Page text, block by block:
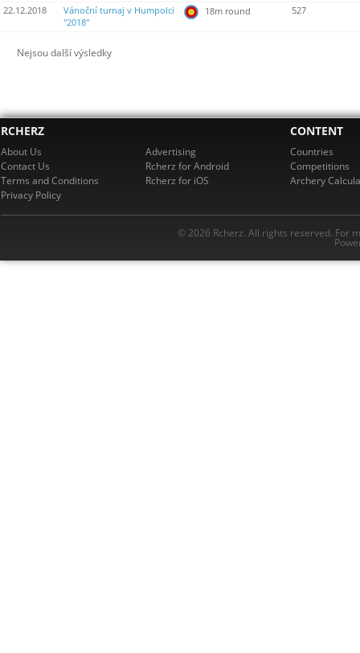
22.12.2018
Vánoční turnaj v Humpolci
"2018"
18m round 527
Nejsou další výsledky
RCHERZ
About Us
Contact Us
Terms and Conditions
Privacy Policy
Advertising
Rcherz for Android
Rcherz for iOS
CONTENT
Countries
Competitions
Archery
© 2026 Rcherz. All rights reserved. For